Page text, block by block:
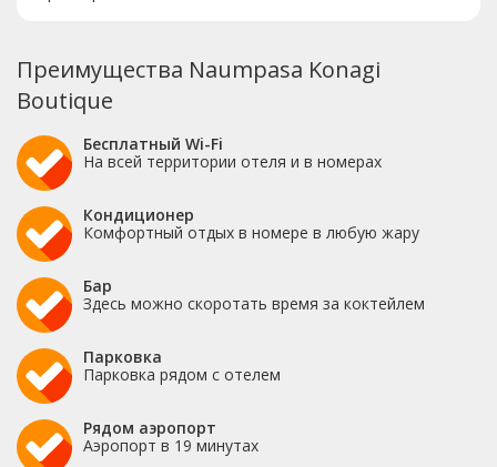
Преимущества Naumpasa Konagi
Boutique
Бесплатный Wi-Fi
На всей территории отеля и в номерах
Кондиционер
Комфортный отдых в номере в любую жару
Бар
Здесь можно скоротать время за коктейлем
Парковка
Парковка рядом с отелем
Рядом аэропорт
Аэропорт в 19 минутах